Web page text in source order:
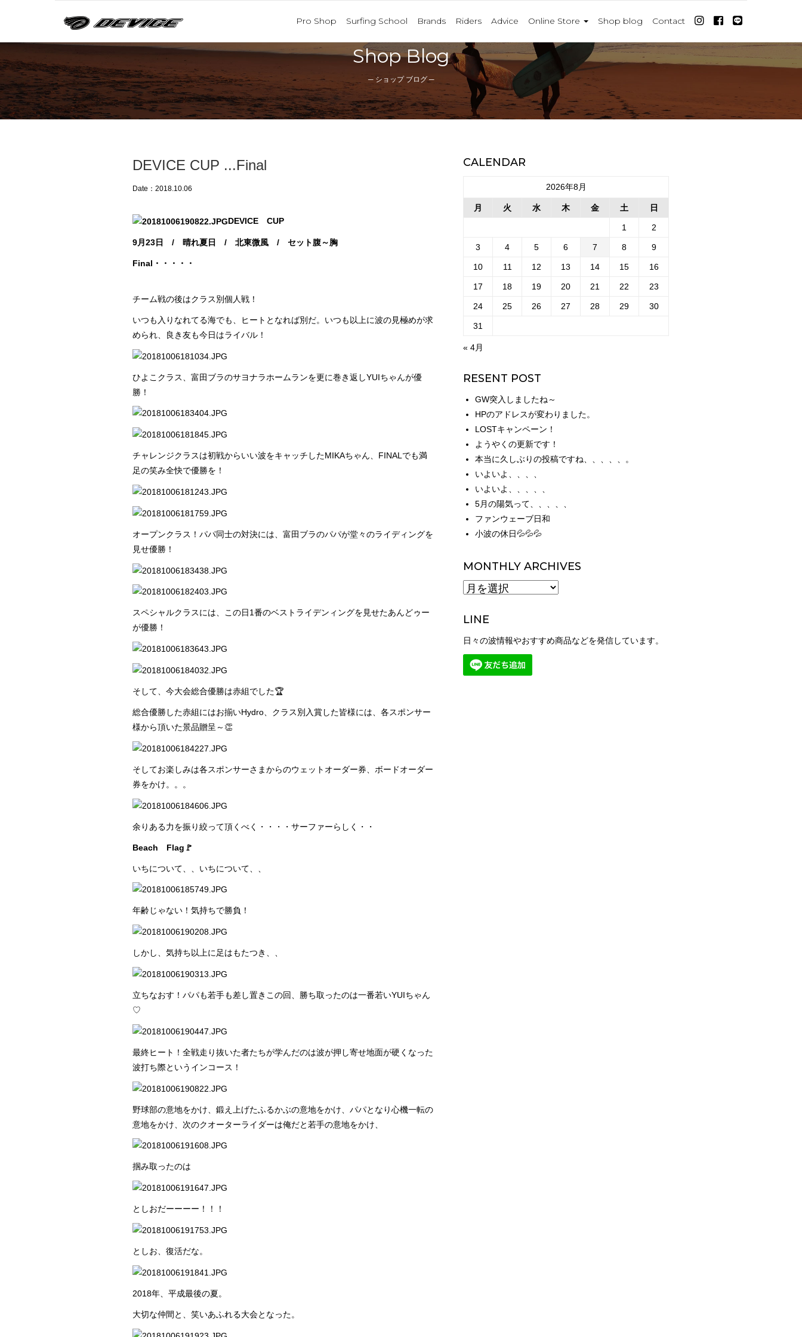
Pro Shop Surfing School Brands Riders Advice Online Store Shop blog Contact
Shop Blog
─ ショップ ブログ ─
DEVICE CUP ...Final
Date：2018.10.06
DEVICE CUP
9月23日 / 晴れ夏日 / 北東微風 / セット腹～胸
Final・・・・・
チーム戦の後はクラス別個人戦！
いつも入りなれてる海でも、ヒートとなれば別だ。いつも以上に波の見極めが求
められ、良き友も今日はライバル！
ひよこクラス、富田ブラのサヨナラホームランを更に巻き返しYUIちゃんが優
勝！
チャレンジクラスは初戦からいい波をキャッチしたMIKAちゃん、FINALでも満
足の笑み全快で優勝を！
オープンクラス！パパ同士の対決には、富田ブラのパパが堂々のライディングを
見せ優勝！
スペシャルクラスには、この日1番のベストライデンィングを見せたあんどゥー
が優勝！
そして、今大会総合優勝は赤組でした🏆
総合優勝した赤組にはお揃いHydro、クラス別入賞した皆様には、各スポンサー
様から頂いた景品贈呈～👏
そしてお楽しみは各スポンサーさまからのウェットオーダー券、ボードオーダー
券をかけ。。。
余りある力を振り絞って頂くべく・・・・サーファーらしく・・
Beach Flag🚩
いちについて、、いちについて、、
年齢じゃない！気持ちで勝負！
しかし、気持ち以上に足はもたつき、、
立ちなおす！パパも若手も差し置きこの回、勝ち取ったのは一番若いYUIちゃん
♡
最終ヒート！全戦走り抜いた者たちが学んだのは波が押し寄せ地面が硬くなった
波打ち際というインコース！
野球部の意地をかけ、鍛え上げたふるかぶの意地をかけ、パパとなり心機一転の
意地をかけ、次のクオーターライダーは俺だと若手の意地をかけ、
掴み取ったのは
としおだーーーー！！！
としお、復活だな。
2018年、平成最後の夏。
大切な仲間と、笑いあふれる大会となった。
CALENDAR
2026年8月
月 火 水 木 金 土 日
1 2
3 4 5 6 7 8 9
10 11 12 13 14 15 16
17 18 19 20 21 22 23
24 25 26 27 28 29 30
31
« 4月
RESENT POST
GW突入しましたね～
HPのアドレスが変わりました。
LOSTキャンペーン！
ようやくの更新です！
本当に久しぶりの投稿ですね、、、、、。
いよいよ、、、、
いよいよ、、、、、
5月の陽気って、、、、、
ファンウェーブ日和
小波の休日💦💦💦
MONTHLY ARCHIVES
MONTHLY
LINE
日々の波情報やおすすめ商品などを発信しています。